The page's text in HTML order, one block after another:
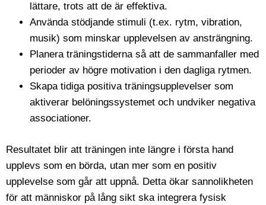
lättare, trots att de är effektiva.
Använda stödjande stimuli (t.ex. rytm, vibration,
musik) som minskar upplevelsen av ansträngning.
Planera träningstiderna så att de sammanfaller med
perioder av högre motivation i den dagliga rytmen.
Skapa tidiga positiva träningsupplevelser som
aktiverar belöningssystemet och undviker negativa
associationer.
Resultatet blir att träningen inte längre i första hand
upplevs som en börda, utan mer som en positiv
upplevelse som går att uppnå. Detta ökar sannolikheten
för att människor på lång sikt ska integrera fysisk